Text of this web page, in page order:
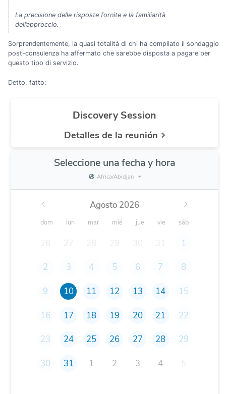
La precisione delle risposte fornite e la familiarità
dell’approccio.
Sorprendentemente, la quasi totalità di chi ha compilato il sondaggio
post-consulenza ha affermato che sarebbe disposta a pagare per
questo tipo di servizio.
Detto, fatto: